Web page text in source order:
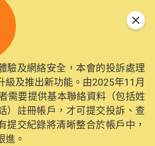
驗及網絡安全，本會的投訴處理
級及推出新功能。由2025年11月
需要提供基本聯絡資料（包括姓
）註冊帳戶，才可提交投訴、查
提交紀錄將清晰整合於帳戶中，
進。
關閉